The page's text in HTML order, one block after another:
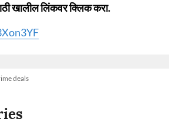
खालील लिंकवर क्लिक करा.
deals